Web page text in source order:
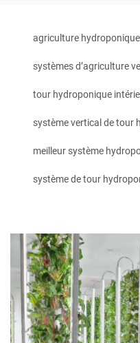
agriculture
systèmes d’agriculture
tour hydroponique
système vertical de tour
meilleur système
système de tour